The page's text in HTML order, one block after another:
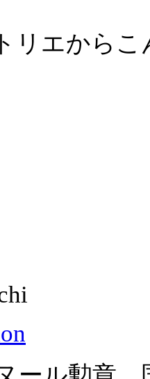
エから